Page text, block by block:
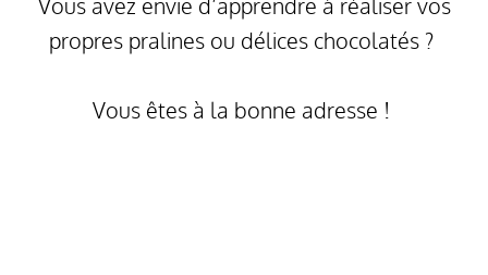
propres pralines ou délices chocolatés ?
Vous êtes à la bonne adresse !